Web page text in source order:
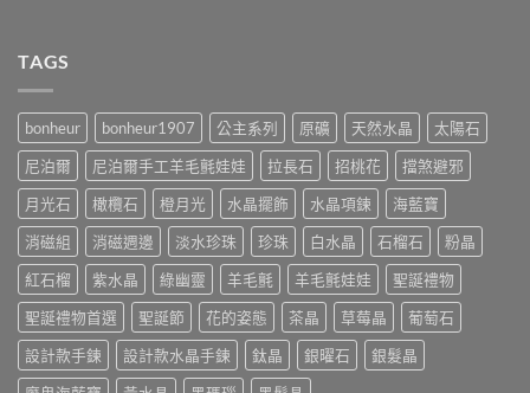
TAGS
bonheur bonheur1907 公主系列 原礦 天然水晶
太陽石
尼泊爾
尼泊爾手工羊毛氈娃娃 拉長石 招桃花
擋煞避邪
月光石
橄欖石 橙月光 水晶擺飾 水晶項鍊
海藍寶
消磁組
消磁週邊 淡水珍珠 珍珠 白水晶 石榴石
粉晶
紅石榴
紫水晶 綠幽靈 羊毛氈 羊毛氈娃娃
聖誕禮物
聖誕禮物首選
聖誕節 花的姿態 茶晶 草莓晶
葡萄石
設計款手鍊
設計款水晶手鍊 鈦晶 銀曜石
銀髮晶